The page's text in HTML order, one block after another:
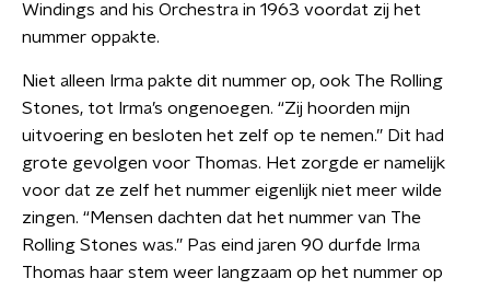
Windings and his Orchestra in 1963 voordat zij het
nummer oppakte.
Niet alleen Irma pakte dit nummer op, ook The Rolling
Stones, tot Irma’s ongenoegen. “Zij hoorden mijn
uitvoering en besloten het zelf op te nemen.” Dit had
grote gevolgen voor Thomas. Het zorgde er namelijk
voor dat ze zelf het nummer eigenlijk niet meer wilde
zingen. “Mensen dachten dat het nummer van The
Rolling Stones was.” Pas eind jaren 90 durfde Irma
Thomas haar stem weer langzaam op het nummer op